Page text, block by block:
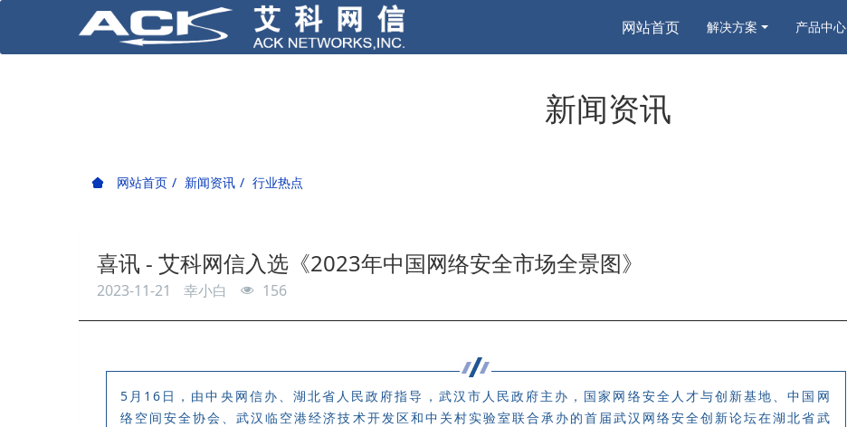
网站首页 解决方案 产品中心
新闻资讯
网站首页 新闻资讯 行业热点
喜讯 - 艾科网信入选《2023年中国网络安全市场全景图》
2023-11-21 幸小白 156
5月16日，由中央网信办、湖北省人民政府指导，武汉市人民政府主办，国家网络安全人才与创新基地、中国网
络空间安全协会、武汉临空港经济技术开发区和中关村实验室联合承办的首届武汉网络安全创新论坛在湖北省武